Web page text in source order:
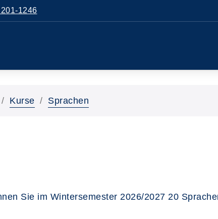
1246
Kurse Sprachen
Sie im Wintersemester 2026/2027 20